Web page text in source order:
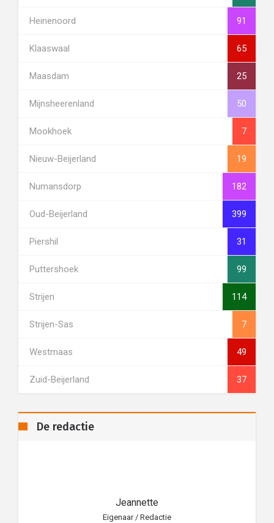
Heinenoord 91
Klaaswaal 65
Maasdam 25
Mijnsheerenland 50
Mookhoek 7
Nieuw-Beijerland 19
Numansdorp 182
Oud-Beijerland 399
Piershil 31
Puttershoek 99
Strijen 114
Strijen-Sas 7
Westmaas 49
Zuid-Beijerland 37
De redactie
Jeannette
Eigenaar / Redactie